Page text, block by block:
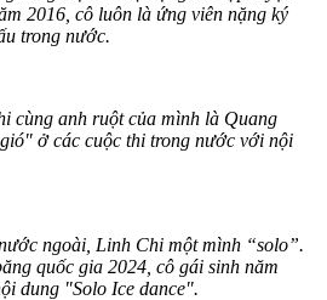
2016, cô luôn là ứng viên nặng ký
trong nước.
cùng anh ruột của mình là Quang
ở các cuộc thi trong nước với nội
ngoài, Linh Chi một mình “solo”.
quốc gia 2024, cô gái sinh năm
dung "Solo Ice dance".